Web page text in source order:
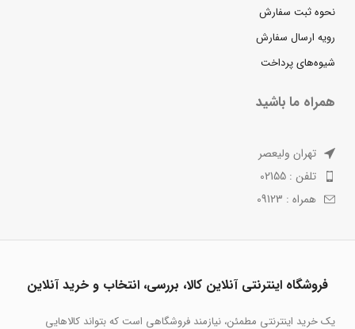
نحوه ثبت سفارش
رویه ارسال سفارش
شیوه‌های پرداخت
همراه ما باشید
تهران ولیعصر
تلفن : 02155
همراه : 09123
فروشگاه اینترنتی آنلاین کالا، بررسی، انتخاب و خرید آنلاین
یک خرید اینترنتی مطمئن، نیازمند فروشگاهی است که بتواند کالاهایی